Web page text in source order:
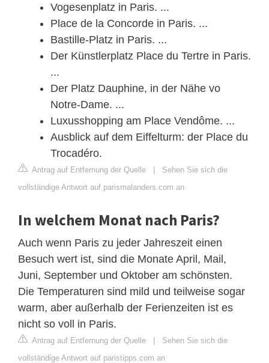
Vogesenplatz in Paris. ...
Place de la Concorde in Paris. ...
Bastille-Platz in Paris. ...
Der Künstlerplatz Place du Tertre in Paris.
...
Der Platz Dauphine, in der Nähe vo
Notre-Dame. ...
Luxusshopping am Place Vendôme. ...
Ausblick auf dem Eiffelturm: der Place du
Trocadéro.
Antrag auf Entfernung der Quelle | Sehen Sie sich die
vollständige Antwort auf parismalanders.com an
In welchem Monat nach Paris?
Auch wenn Paris zu jeder Jahreszeit einen
Besuch wert ist, sind die Monate April, Mail,
Juni, September und Oktober am schönsten.
Die Temperaturen sind mild und teilweise sogar
warm, aber außerhalb der Ferienzeiten ist es
nicht so voll in Paris.
Antrag auf Entfernung der Quelle | Sehen Sie sich die
vollständige Antwort auf paristipps.com an